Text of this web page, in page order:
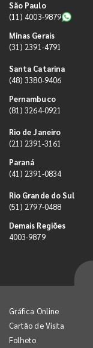
São Paulo
(11) 4003-9879
Minas Gerais
(31) 2391-4791
Santa Catarina
(48) 3380-9406
Pernambuco
(81) 3264-0921
Rio de Janeiro
(21) 2391-3161
Paraná
(41) 2391-0834
Rio Grande do Sul
(51) 2797-0488
Demais Regiões
4003-9879
Gráfica Online
Cartão de Visita
Folheto